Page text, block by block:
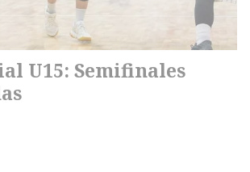
U15: Semifinales